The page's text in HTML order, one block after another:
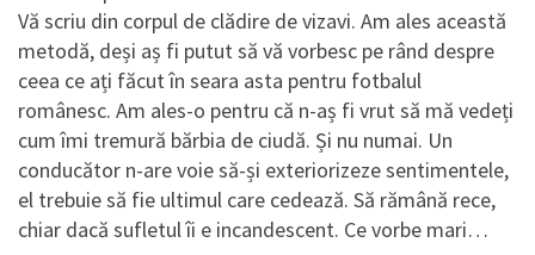
Vă scriu din corpul de clădire de vizavi. Am ales această
metodă, deși aș fi putut să vă vorbesc pe rând despre
ceea ce ați făcut în seara asta pentru fotbalul
românesc. Am ales-o pentru că n-aș fi vrut să mă vedeți
cum îmi tremură bărbia de ciudă. Și nu numai. Un
conducător n-are voie să-și exteriorizeze sentimentele,
el trebuie să fie ultimul care cedează. Să rămână rece,
chiar dacă sufletul îi e incandescent. Ce vorbe mari…